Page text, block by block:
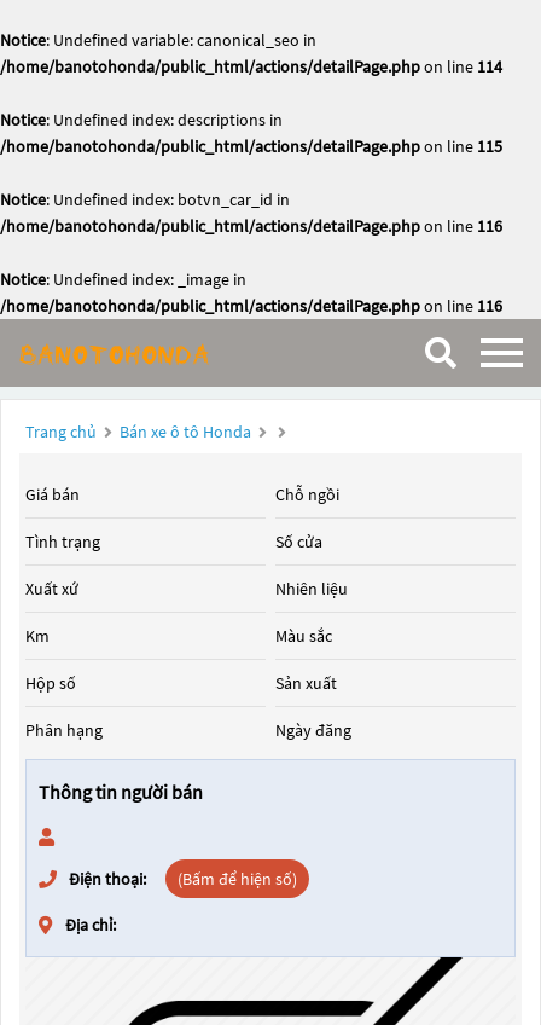
Notice: Undefined variable: canonical_seo in
/home/banotohonda/public_html/actions/detailPage.phpon line 114
Notice: Undefined index: descriptions in
/home/banotohonda/public_html/actions/detailPage.phpon line 115
Notice: Undefined index: botvn_car_id in
/home/banotohonda/public_html/actions/detailPage.phpon line 116
Notice: Undefined index: _image in
/home/banotohonda/public_html/actions/detailPage.phpon line 116
Trang chủ Bán xe ô tô Honda
Giá bán
Tình trạng
Xuất xứ
Km
Hộp số
Phân hạng
Chỗ ngồi
Số cửa
Nhiên liệu
Màu sắc
Sản xuất
Ngày đăng
Thông tin người bán
Điện thoại: (Bấm để hiện số)
Địa chỉ: